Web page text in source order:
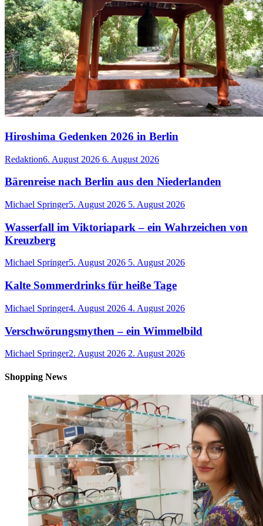
Hiroshima Gedenken 2026 in Berlin
Redaktion6. August 2026 6. August 2026
Bärenreise nach Berlin aus den Niederlanden
Michael Springer5. August 2026 5. August 2026
Wasserfall im Viktoriapark – ein Wahrzeichen von
Kreuzberg
Michael Springer5. August 2026 5. August 2026
Kalte Sommerdrinks für heiße Tage
Michael Springer4. August 2026 4. August 2026
Verschwörungsmythen – ein Wimmelbild
Michael Springer2. August 2026 2. August 2026
Shopping News